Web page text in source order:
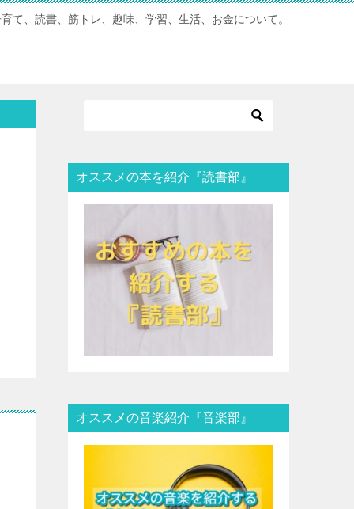
て、読書、筋トレ、趣味、学習、生活、お金について。
オススメの本を紹介『読書部』
オススメの音楽紹介『音楽部』